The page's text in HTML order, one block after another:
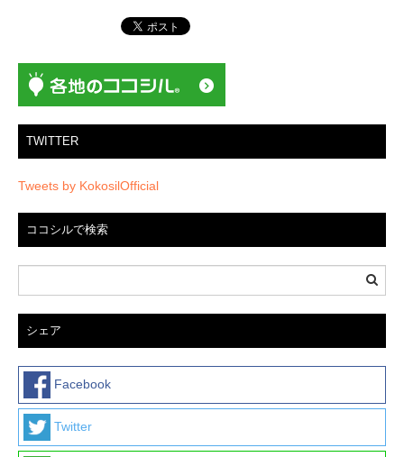
ン
TWITTER
Tweets by KokosilOfficial
ココシルで検索
シェア
Facebook
Twitter